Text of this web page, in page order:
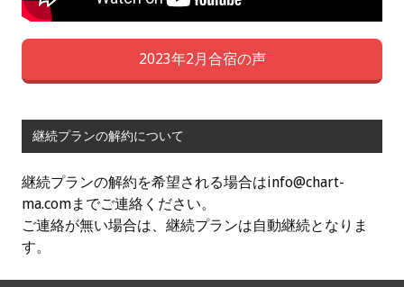
2023年2月合宿の声
継続プランの解約について
継続プランの解約を希望される場合はinfo@chart-
ma.comまでご連絡ください。
ご連絡が無い場合は、継続プランは自動継続となりま
す。